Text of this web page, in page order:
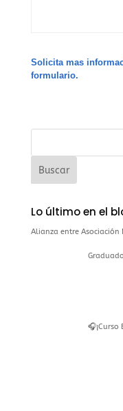
Solicita mas
formulario.
Lo último en el
Alianza entre Asociación